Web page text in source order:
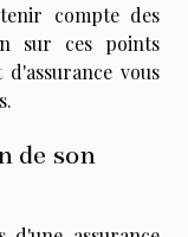
compte des
sur ces points
vous
de son